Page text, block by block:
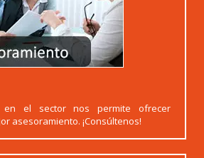
el sector nos permite ofrecer
asesoramiento. ¡Consúltenos!